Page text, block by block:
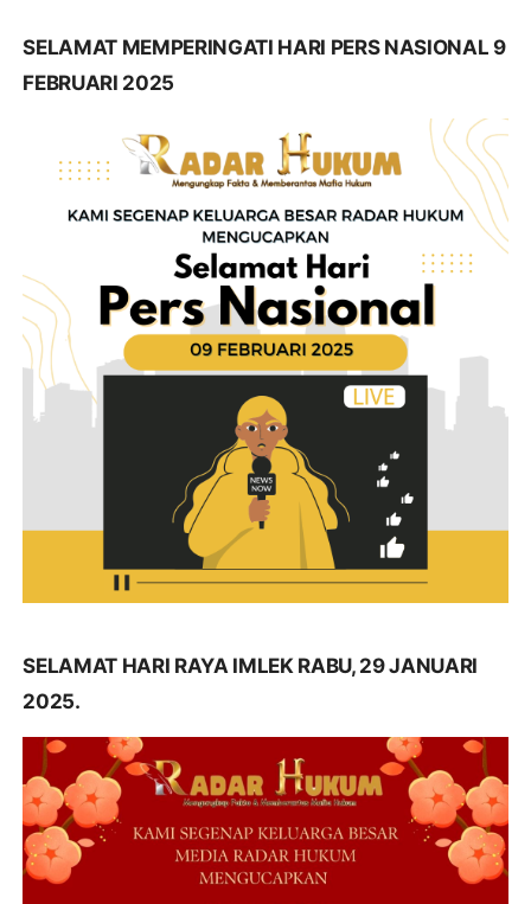
SELAMAT MEMPERINGATI HARI PERS NASIONAL 9
FEBRUARI 2025
SELAMAT HARI RAYA IMLEK RABU, 29 JANUARI
2025.